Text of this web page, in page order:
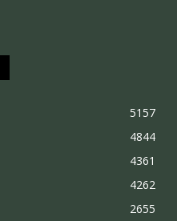
5157
4844
4361
4262
2655